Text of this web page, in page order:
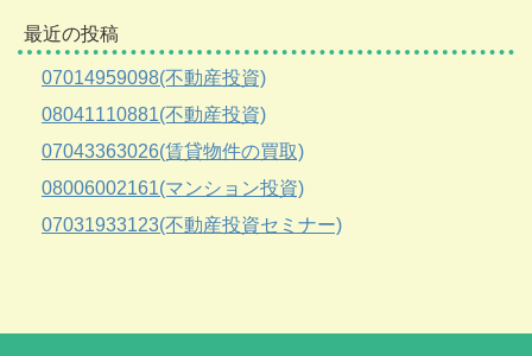
最近の投稿
07014959098(不動産投資)
08041110881(不動産投資)
07043363026(賃貸物件の買取)
08006002161(マンション投資)
07031933123(不動産投資セミナー)